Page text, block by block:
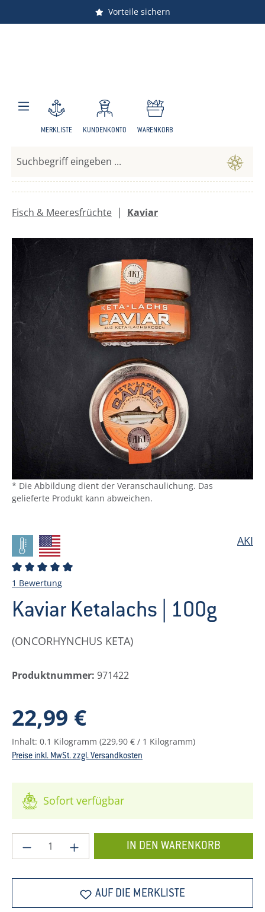
Zum Hauptinhalt springen
Vorteile sichern
Versandkostenfrei ab 150 €
MERKLISTE KUNDENKONTO WARENKORB
Fisch & Meeresfrüchte | Kaviar
Bildergalerie überspringen
* Die Abbildung dient der Veranschaulichung. Das
gelieferte Produkt kann abweichen.
AKI
Durchschnittliche Bewertung von 5 von 5 Sternen
1 Bewertung
Kaviar Ketalachs | 100g
(ONCORHYNCHUS KETA)
Produktnummer: 971422
Regulärer Preis:
22,99 €
Inhalt: 0.1 Kilogramm (229,90 € / 1 Kilogramm)
Preise inkl. MwSt. zzgl. Versandkosten
Sofort verfügbar
Produkt Anzahl: Gib den gewünschten
IN DEN WARENKORB
AUF DIE MERKLISTE